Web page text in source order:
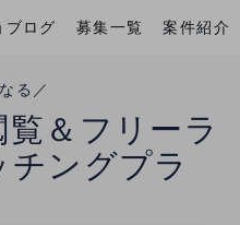
案件紹介
募集一覧
ブログ
る／
＆フリーラ
チングプラ